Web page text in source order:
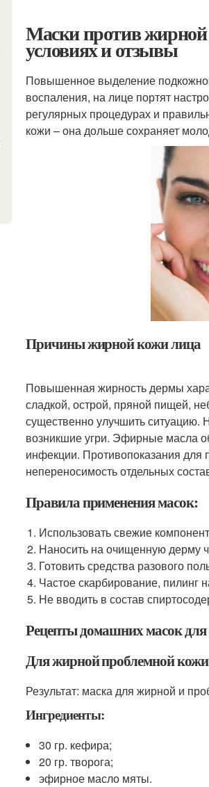
Маски против
условиях и отзывы
Повышенное выделение
воспаления, на лице портят
регулярных процедурах и
кожи – она дольше сохраняет
Причины жирной кожи лица
Повышенная жирность дермы
сладкой, острой, пряной пищей,
существенно улучшить
возникшие угри. Эфирные масла
инфекции. Противопоказания
непереносимость отдельных
Правила применения масок:
Использовать свежие
Наносить на очищенную дерму
Готовить средства разового
Частое скарбирование, пилинг
Не вводить в состав
Рецепты домашних масок
Для жирной проблемной кожи
Результат: маска для жирной и
Ингредиенты:
30 гр. кефира;
20 гр. творога;
эфирное масло мяты.